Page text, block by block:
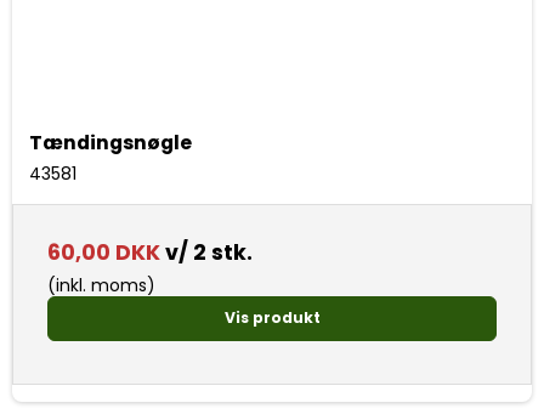
Tændingsnøgle
43581
60,00 DKKv/ 2 stk.
(inkl. moms)
Vis produkt